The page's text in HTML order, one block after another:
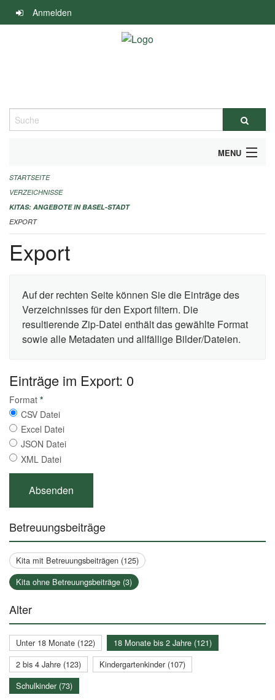
Navigation
überspringen
Anmelden
Suche
MENU
ALLGEMEINE INFORMATIONEN
IMPRESSUM
STARTSEITE
VERZEICHNISSE
KITAS: ANGEBOTE IN BASEL-STADT
EXPORT
Export
Auf der rechten Seite können Sie die Einträge des
Verzeichnisses für den Export filtern. Die
resultierende Zip-Datei enthält das gewählte Format
sowie alle Metadaten und allfällige Bilder/Dateien.
Einträge im Export: 0
Format *
CSV Datei
Excel Datei
JSON Datei
XML Datei
Betreuungsbeiträge
Kita mit Betreuungsbeiträgen (125)
Kita ohne Betreuungsbeiträge (3)
Alter
Unter 18 Monate (122)
18 Monate bis 2 Jahre (121)
2 bis 4 Jahre (123)
Kindergartenkinder (107)
Schulkinder (73)